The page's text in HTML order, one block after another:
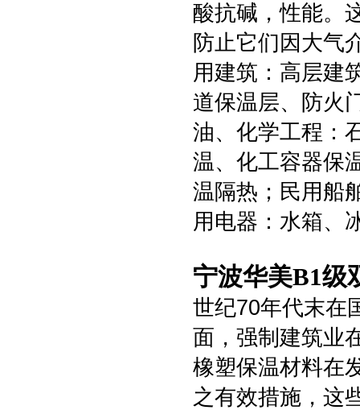
酸抗碱，性能。
防止它们因大气
用建筑：高层建
道保温层、防火
油、化学工程：
温、化工容器保
温隔热；民用船
用电器：水箱、
宁波华美B1级
世纪70年代末在
面，强制建筑业
橡塑保温材料在
之有效措施，这